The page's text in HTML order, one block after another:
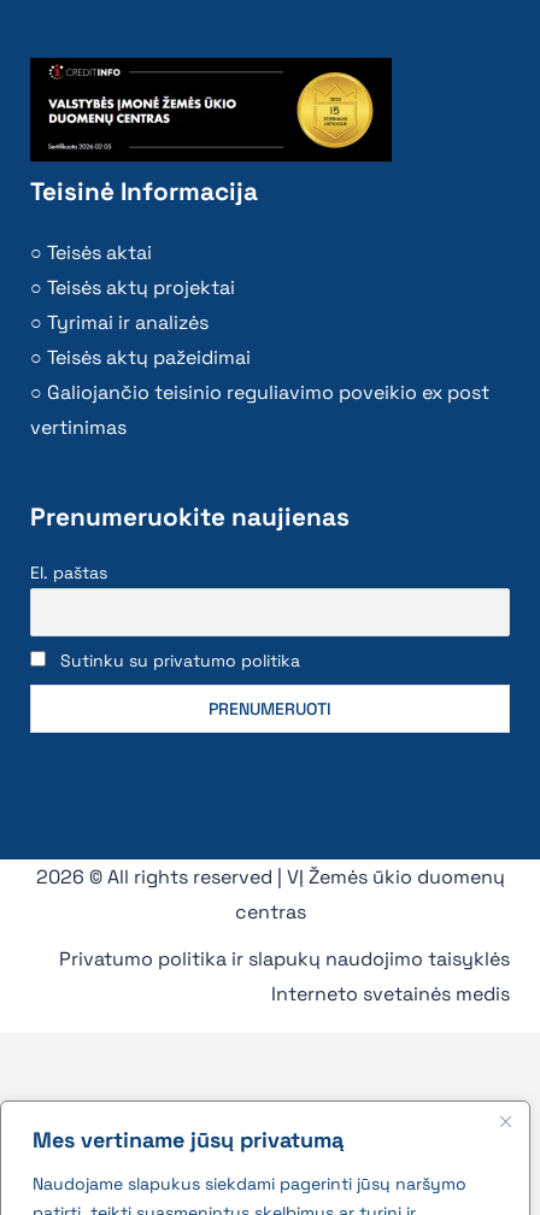
Mes vertiname jūsų privatumą
Naudojame slapukus siekdami pagerinti jūsų naršymo
Teisinė Informacija
Teisės aktai
Teisės aktų projektai
Tyrimai ir analizės
Teisės aktų pažeidimai
Galiojančio teisinio reguliavimo poveikio ex post
vertinimas
Prenumeruokite naujienas
El. paštas
Sutinku su privatumo politika
2026 © All rights reserved | VĮ Žemės ūkio duomenų
centras
Privatumo politika ir slapukų naudojimo taisyklės
Interneto svetainės medis